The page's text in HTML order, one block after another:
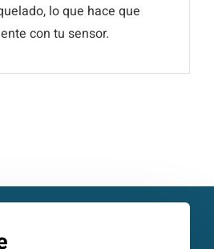
lo que hace que
con tu sensor.